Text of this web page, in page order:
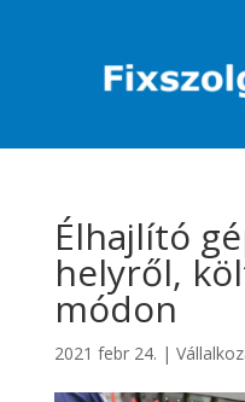
Élhajlító
helyről,
módon
2021 febr 24. |